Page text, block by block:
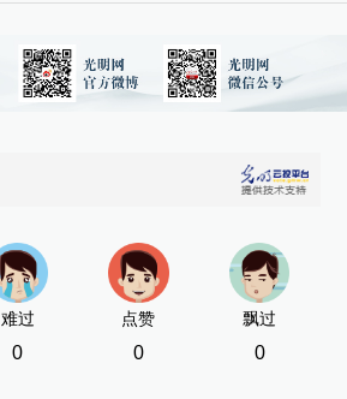
难过
0
点赞
0
飘过
0